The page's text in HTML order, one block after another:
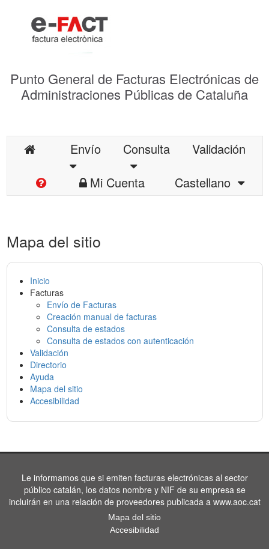
Punto General de Facturas Electrónicas de
Administraciones Públicas de Cataluña
Envío Consulta
Validación
Mi Cuenta
Castellano
Mapa del sitio
Inicio
Facturas
Envío de Facturas
Creación manual de facturas
Consulta de estados
Consulta de estados con autenticación
Validación
Directorio
Ayuda
Mapa del sitio
Accesibilidad
Le informamos que si emiten facturas electrónicas al sector
público catalán, los datos nombre y NIF de su empresa se
incluirán en una relación de proveedores publicada a www.aoc.cat
Mapa del sitio
Accesibilidad